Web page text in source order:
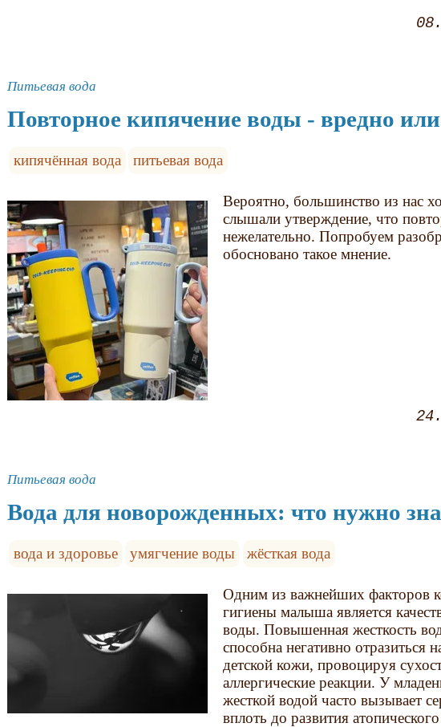
Питьевая вода
Повторное кипячение воды - вредно или
кипячённая вода питьевая вода
Вероятно, большинство из нас
слышали утверждение, что
нежелательно. Попробуем
обосновано такое мнение.
Питьевая вода
Вода для новорожденных: что нужно
вода и здоровье умягчение воды жёсткая вода
Одним из важнейших факторов
гигиены малыша является
воды. Повышенная жесткость
способна негативно отразиться
детской кожи, провоцируя
аллергические реакции. У
жесткой водой часто вызывает
вплоть до развития